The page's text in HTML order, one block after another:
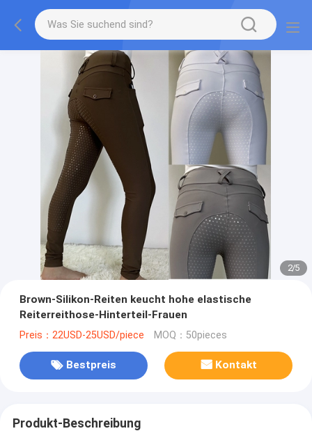
2/5
Brown-Silikon-Reiten keucht hohe elastische
Reiterreithose-Hinterteil-Frauen
Preis：22USD-25USD/piece MOQ：50pieces
Bestpreis Kontakt
Produkt-Beschreibung